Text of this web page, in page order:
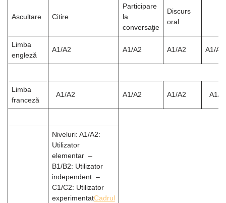
Ascultare Citire
Participare
la
conversaţie
Discurs
oral
Limba
engleză
A1/A2 A1/A2 A1/A2 A1/A2
Limba
franceză
A1/A2 A1/A2 A1/A2 A1/
Niveluri: A1/A2:
Utilizator
elementar –
B1/B2: Utilizator
independent –
C1/C2: Utilizator
experimentatCadrul